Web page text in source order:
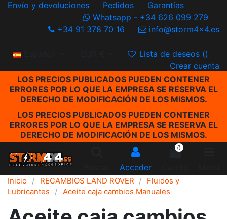
Envío y devoluciones Pedidos
Garantías
Whatsapp - +34 626 099 279
+34 91 378 70 16
info@storm4x4.es
Español Lista de deseos ()
Crear cuenta
LOS PRECIOS PUBLICADOS PUEDEN CONTENER
ERRORES POR LO QUE LA EMPRESA SE RESERVA EL
DERECHO DE MODIFICACIÓN DE LOS MISMOS.
LOS PRECIOS PUBLICADOS PUEDEN CONTENER
ERRORES POR LO QUE LA EMPRESA SE RESERVA EL
DERECHO DE MODIFICACIÓN DE LOS MISMOS.
Acceder
0
Inicio RECAMBIOS LAND ROVER
Fluidos y
Lubricantes
Aceite caja cambios Manuales